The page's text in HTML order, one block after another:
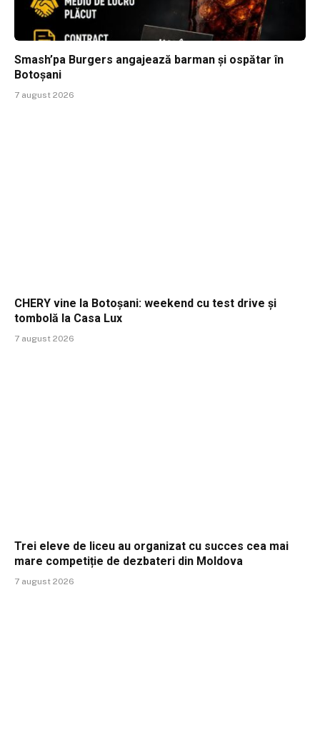
Smash’pa Burgers angajează barman și ospătar în
Botoșani
7 august 2026
CHERY vine la Botoșani: weekend cu test drive și
tombolă la Casa Lux
7 august 2026
Trei eleve de liceu au organizat cu succes cea mai
mare competiție de dezbateri din Moldova
7 august 2026